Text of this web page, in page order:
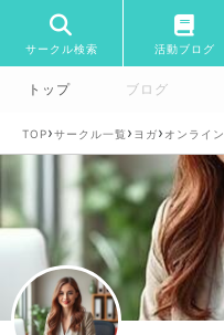
サークル検索 活動ブログ
トップ ブログ
TOP›サークル一覧 › ヨガ› オンライン